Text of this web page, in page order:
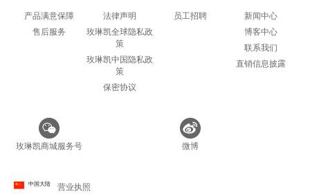
产品满意保障
售后服务
法律声明
玫琳凯全球隐私政
策
玫琳凯中国隐私政
策
保密协议
员工招聘
新闻中心
博客中心
联系我们
直销信息披露
玫琳凯商城服务号 微博
中国大陆 营业执照